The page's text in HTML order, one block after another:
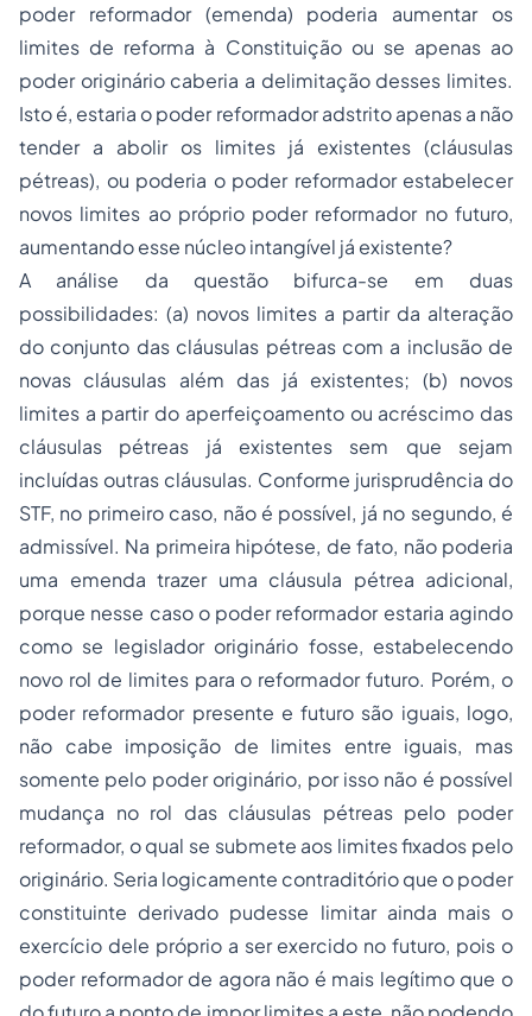
poder reformador (emenda) poderia aumentar os
limites de reforma à Constituição ou se apenas ao
poder originário caberia a delimitação desses limites.
Isto é, estaria o poder reformador adstrito apenas a não
tender a abolir os limites já existentes (cláusulas
pétreas), ou poderia o poder reformador estabelecer
novos limites ao próprio poder reformador no futuro,
aumentando esse núcleo intangível já existente?
A análise da questão bifurca-se em duas
possibilidades: (a) novos limites a partir da alteração
do conjunto das cláusulas pétreas com a inclusão de
novas cláusulas além das já existentes; (b) novos
limites a partir do aperfeiçoamento ou acréscimo das
cláusulas pétreas já existentes sem que sejam
incluídas outras cláusulas. Conforme jurisprudência do
STF, no primeiro caso, não é possível, já no segundo, é
admissível. Na primeira hipótese, de fato, não poderia
uma emenda trazer uma cláusula pétrea adicional,
porque nesse caso o poder reformador estaria agindo
como se legislador originário fosse, estabelecendo
novo rol de limites para o reformador futuro. Porém, o
poder reformador presente e futuro são iguais, logo,
não cabe imposição de limites entre iguais, mas
somente pelo poder originário, por isso não é possível
mudança no rol das cláusulas pétreas pelo poder
reformador, o qual se submete aos limites fixados pelo
originário. Seria logicamente contraditório que o poder
constituinte derivado pudesse limitar ainda mais o
exercício dele próprio a ser exercido no futuro, pois o
poder reformador de agora não é mais legítimo que o